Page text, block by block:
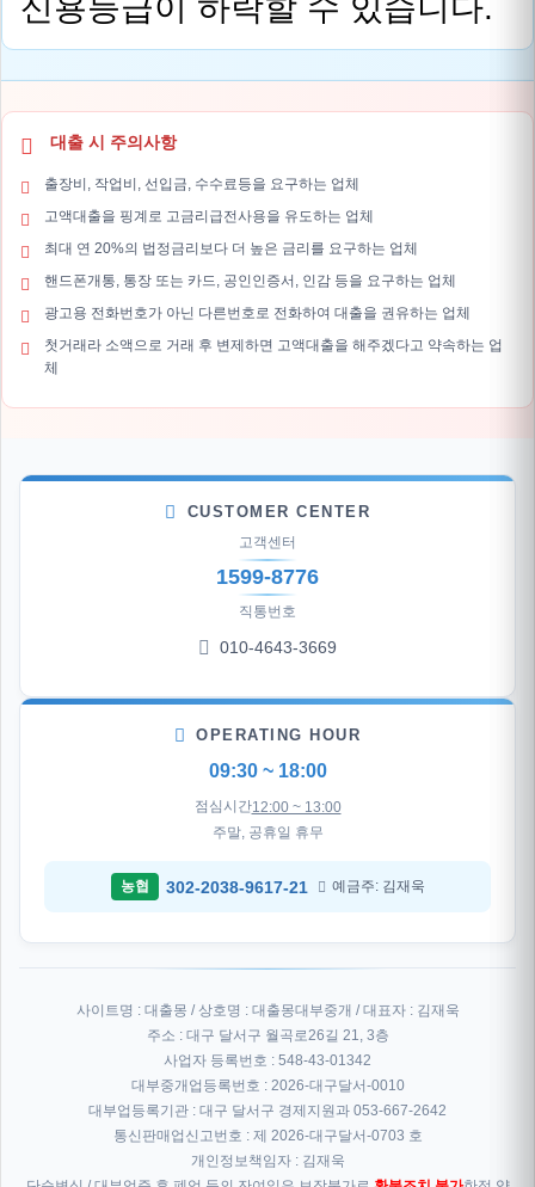
신용등급이 하락할 수 있습니다.
대출 시 주의사항
출장비, 작업비, 선입금, 수수료등을 요구하는 업체
고액대출을 핑계로 고금리급전사용을 유도하는 업체
최대 연 20%의 법정금리보다 더 높은 금리를 요구하는 업체
핸드폰개통, 통장 또는 카드, 공인인증서, 인감 등을 요구하는 업체
광고용 전화번호가 아닌 다른번호로 전화하여 대출을 권유하는 업체
첫거래라 소액으로 거래 후 변제하면 고액대출을 해주겠다고 약속하는 업
체
CUSTOMER CENTER
고객센터
1599-8776
직통번호
010-4643-3669
OPERATING HOUR
09:30 ~ 18:00
점심시간12:00 ~ 13:00
주말, 공휴일 휴무
농협 302-2038-9617-21 예금주: 김재욱
사이트명 : 대출몽 / 상호명 : 대출몽대부중개 / 대표자 : 김재욱
주소 : 대구 달서구 월곡로26길 21, 3층
사업자 등록번호 : 548-43-01342
대부중개업등록번호 : 2026-대구달서-0010
대부업등록기관 : 대구 달서구 경제지원과 053-667-2642
통신판매업신고번호 : 제 2026-대구달서-0703 호
개인정보책임자 : 김재욱